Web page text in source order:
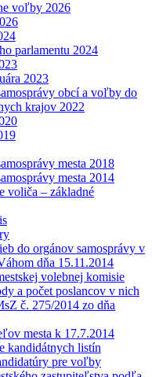
voľby 2026
parlamentu 2024
2023
obcí a voľby do
krajov 2022
mesta 2018
mesta 2014
voliča – základné
do orgánov samosprávy v
dňa 15.11.2014
volebnej komisie
a počet poslancov v nich
č. 275/2014 zo dňa
mesta k 17.7.2014
kandidátnych listín
pre voľby